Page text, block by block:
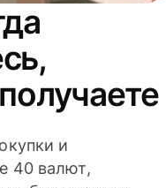
и
40 валют,